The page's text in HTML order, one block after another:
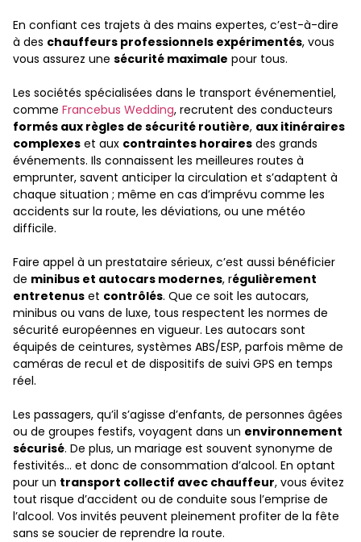
En confiant ces trajets à des mains expertes, c’est-à-dire
à des chauffeurs professionnels expérimentés, vous
vous assurez une sécurité maximale pour tous.
Les sociétés spécialisées dans le transport événementiel,
comme Francebus Wedding, recrutent des conducteurs
formés aux règles de sécurité routière, aux itinéraires
complexes et aux contraintes horaires des grands
événements. Ils connaissent les meilleures routes à
emprunter, savent anticiper la circulation et s’adaptent à
chaque situation ; même en cas d’imprévu comme les
accidents sur la route, les déviations, ou une météo
difficile.
Faire appel à un prestataire sérieux, c’est aussi bénéficier
de minibus et autocars modernes, régulièrement
entretenus et contrôlés. Que ce soit les autocars,
minibus ou vans de luxe, tous respectent les normes de
sécurité européennes en vigueur. Les autocars sont
équipés de ceintures, systèmes ABS/ESP, parfois même de
caméras de recul et de dispositifs de suivi GPS en temps
réel.
Les passagers, qu’il s’agisse d’enfants, de personnes âgées
ou de groupes festifs, voyagent dans un environnement
sécurisé. De plus, un mariage est souvent synonyme de
festivités… et donc de consommation d’alcool. En optant
pour un transport collectif avec chauffeur, vous évitez
tout risque d’accident ou de conduite sous l’emprise de
l’alcool. Vos invités peuvent pleinement profiter de la fête
sans se soucier de reprendre la route.